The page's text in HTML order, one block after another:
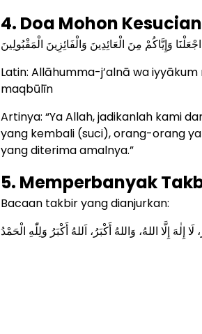
4. Doa Mohon
وَإِيَّاكُمْ مِنَ الْعَائِدِينَ وَالْفَائِزِينَ الْمَقْبُولِينَ
Latin: Allāhumma-j’alnā wa iyyākum
maqbūlīn
Artinya: “Ya Allah, jadikanlah kami
yang kembali (suci), orang-orang
yang diterima amalnya.”
5. Memperbanyak
Bacaan takbir yang dianjurkan:
لَا إِلٰهَ إِلَّا اللهُ، وَاللهُ أَكْبَرُ، اَللهُ أَكْبَرُ وَلِلّٰهِ الْحَمْدُ